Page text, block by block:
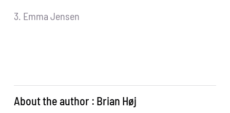
3. Emma Jensen
About the author : Brian Høj